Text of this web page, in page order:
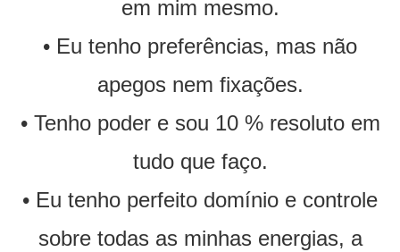
em mim mesmo.
• Eu tenho preferências, mas não
apegos nem fixações.
• Tenho poder e sou 10 % resoluto em
tudo que faço.
• Eu tenho perfeito domínio e controle
sobre todas as minhas energias, a